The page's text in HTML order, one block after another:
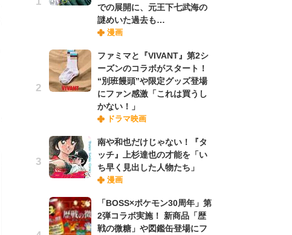
での展開に、元王下七武海の
謎めいた過去も…
漫画
ファミマと『VIVANT』第2シ
ーズンのコラボがスタート！
“別班饅頭”や限定グッズ登場
にファン感激「これは買うし
かない！」
ドラマ映画
南や和也だけじゃない！『タ
ッチ』上杉達也の才能を「い
ち早く見出した人物たち」
漫画
「BOSS×ポケモン30周年」第
2弾コラボ実施！ 新商品「歴
戦の微糖」や図鑑缶登場にフ